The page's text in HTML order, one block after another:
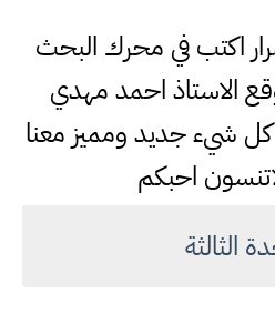
اكتب في محرك البحث
الاستاذ احمد مهدي
شيء جديد ومميز معنا
احبكم
الثالثة